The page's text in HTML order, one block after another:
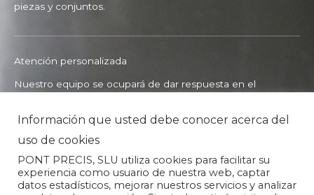
piezas y conjuntos.
Atención personalizada
Nuestro equipo se ocupará de dar respuesta en el
problemas que les puedan surgir.
Entregas
Información que usted debe conocer acerca del
uso de cookies
PONT PRECIS, SLU utiliza cookies para facilitar su
experiencia como usuario de nuestra web, captar
datos estadísticos, mejorar nuestros servicios y analizar